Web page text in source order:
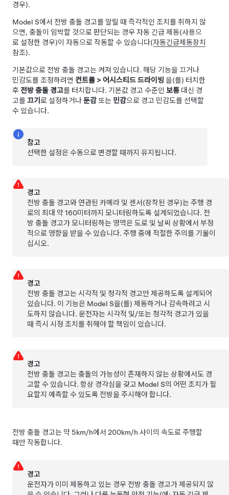
경우).
Model S에서 전방 충돌 경고를 알릴 때 즉각적인 조치를 취하지 않
으면, 충돌이 임박할 것으로 판단되는 경우 자동 긴급 제동(사용으
로 설정한 경우)이 자동으로 작동할 수 있습니다(자동긴급제동장치
참조).
기본값으로 전방 충돌 경고는 켜져 있습니다. 해당 기능을 끄거나
민감도를 조정하려면 컨트롤 > 어시스티드 드라이빙 을(를) 터치한
후전방 충돌 경고를 터치합니다. 기본값 경고 수준인 보통 대신 경
고를 끄기 로 설정하거나둔감 또는 민감으로 경고 민감도를 선택할
수 있습니다.
참고
선택한 설정은 수동으로 변경할 때까지 유지됩니다.
경고
전방 충돌 경고와 연관된 카메라 및 센서(장착된 경우)는 주행 경
로의 최대 약160미터까지 모니터링하도록 설계되었습니다. 전
방 충돌 경고가 모니터링하는 영역은 도로 및 날씨 상황에서 부정
적으로 영향을 받을 수 있습니다. 주행 중에 적절한 주의를 기울이
십시오.
경고
전방 충돌 경고는 시각적 및 청각적 경고만 제공하도록 설계되어
있습니다. 이 기능은 Model S을(를) 제동하거나 감속하려고 시
도하지 않습니다. 운전자는 시각적 및/또는 청각적 경고가 있을
때 즉시 시정 조치를 취해야 할 책임이 있습니다.
경고
전방 충돌 경고는 충돌의 가능성이 존재하지 않는 상황에서도 경
고할 수 있습니다. 항상 경각심을 갖고 Model S의 어떤 조치가 필
요할지 예측할 수 있도록 전방을 주시해야 합니다.
전방 충돌 경고는 약 5km/h에서 200km/h 사이의 속도로 주행할
때만 작동합니다.
경고
운전자가 이미 제동하고 있는 경우 전방 충돌 경고가 제공되지 않